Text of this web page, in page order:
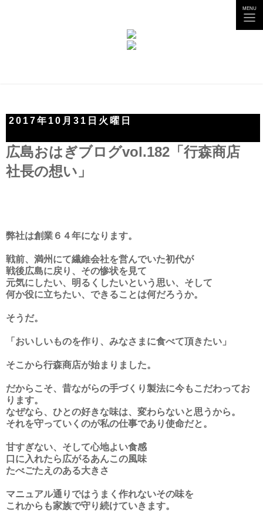
MENU
2017年10月31日火曜日
広島おはぎブログvol.182「行森商店
社長の想い」
弊社は創業６４年になります。
戦前、満州にて繊維会社を営んでいた初代が
戦後広島に戻り、その惨状を見て
元気にしたい、明るくしたいという思い、そして
何か役に立ちたい、できることは何だろうか。
そうだ。
「おいしいものを作り、みなさまに食べて頂きたい」
そこから行森商店が始まりました。
だからこそ、昔ながらの手づくり製法に今もこだわってお
ります。
なぜなら、ひとの好きな味は、変わらないと思うから。
それを守っていくのが私の仕事であり使命だと。
甘すぎない、そして心地よい食感
口に入れたら広がるあんこの風味
たべごたえのある大きさ
マニュアル通りではうまく作れないその味を
これからも家族で守り続けていきます。